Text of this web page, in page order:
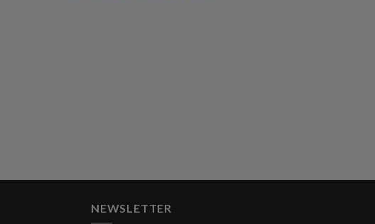
NEWSLETTER